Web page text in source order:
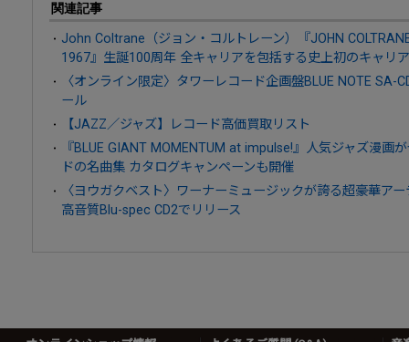
関連記事
John Coltrane（ジョン・コルトレーン）『JOHN
1967』生誕100周年 全キャリアを包括する史上初のキャリ
〈オンライン限定〉タワーレコード企画盤BLUE NOTE SA-
ール
【JAZZ／ジャズ】レコード高価買取リスト
『BLUE GIANT MOMENTUM at impulse!』人気ジャズ漫画
ドの名曲集 カタログキャンペーンも開催
〈ヨウガクベスト〉ワーナーミュージックが誇る超豪華ア
高音質Blu-spec CD2でリリース